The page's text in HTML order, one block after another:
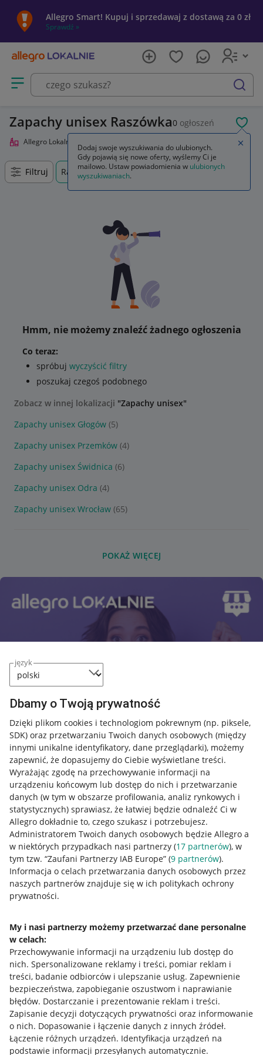
język
Dbamy o Twoją prywatność
Dzięki plikom cookies i technologiom pokrewnym (np. piksele,
SDK) oraz przetwarzaniu Twoich danych osobowych (między
innymi unikalne identyfikatory, dane przeglądarki), możemy
zapewnić, że dopasujemy do Ciebie wyświetlane treści.
Wyrażając zgodę na przechowywanie informacji na
urządzeniu końcowym lub dostęp do nich i przetwarzanie
danych (w tym w obszarze profilowania, analiz rynkowych i
statystycznych) sprawiasz, że łatwiej będzie odnaleźć Ci w
Allegro dokładnie to, czego szukasz i potrzebujesz.
Administratorem Twoich danych osobowych będzie Allegro a
w niektórych przypadkach nasi partnerzy (17 partnerów), w
tym tzw. “Zaufani Partnerzy IAB Europe” (9 partnerów).
Informacja o celach przetwarzania danych osobowych przez
naszych partnerów znajduje się w ich politykach ochrony
prywatności.
My i nasi partnerzy możemy przetwarzać dane personalne
w celach:
Przechowywanie informacji na urządzeniu lub dostęp do
nich. Spersonalizowane reklamy i treści, pomiar reklam i
treści, badanie odbiorców i ulepszanie usług. Zapewnienie
bezpieczeństwa, zapobieganie oszustwom i naprawianie
błędów. Dostarczanie i prezentowanie reklam i treści.
Zapisanie decyzji dotyczących prywatności oraz informowanie
o nich. Dopasowanie i łączenie danych z innych źródeł.
Łączenie różnych urządzeń. Identyfikacja urządzeń na
podstawie informacji przesyłanych automatycznie.
Allegro Smart! Kupuj i sprzedawaj z dostawą za 0 zł
Sprawdź »
Otwórz menu z kategoriami
szukaj
Zapachy unisex Raszówka0 ogłoszeń
Allegro Lokalnie
Filtruj Raszówka, Dolnośląskie, +0 km
Hmm, nie możemy znaleźć żadnego ogłoszenia
Co teraz:
spróbuj wyczyścić filtry
poszukaj czegoś podobnego
Zobacz w innej lokalizacji "Zapachy unisex"
Zapachy unisex Głogów (5)
Zapachy unisex Przemków (4)
Zapachy unisex Świdnica (6)
Zapachy unisex Odra (4)
Zapachy unisex Wrocław (65)
POKAŻ WIĘCEJ
Przydatne informacje
Jak to działa
Napisz do nas
Allegro Gadane dla sprzedających
Mapa miejscowości
Informacje prawne
Regulamin
Polityka plików "cookies"
Ustawienia plików "cookies"
Udostępnianie lokalizacji
Dodaj swoje wyszukiwania do ulubionych.
Gdy pojawią się nowe oferty, wyślemy Ci je
mailowo. Ustaw powiadomienia w ulubionych
wyszukiwaniach.